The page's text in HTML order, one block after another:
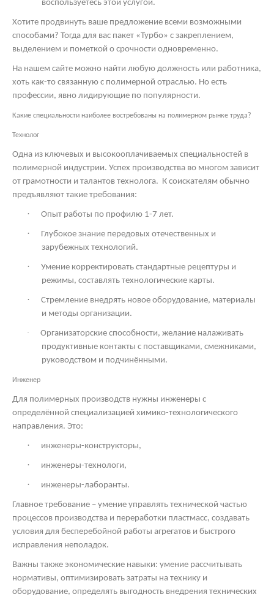
воспользуетесь этой услугой.
Хотите продвинуть ваше предложение всеми возможными
способами? Тогда для вас пакет «Турбо» с закреплением,
выделением и пометкой о срочности одновременно.
На нашем сайте можно найти любую должность или работника,
хоть как-то связанную с полимерной отраслью. Но есть
профессии, явно лидирующие по популярности.
Какие специальности наиболее востребованы на полимерном рынке труда?
Технолог
Одна из ключевых и высокооплачиваемых специальностей в
полимерной индустрии. Успех производства во многом зависит
от грамотности и талантов технолога. К соискателям обычно
предъявляют такие требования:
· Опыт работы по профилю 1-7 лет.
·
Глубокое знание передовых отечественных и
зарубежных технологий.
·
Умение корректировать стандартные рецептуры и
режимы, составлять технологические карты.
·
Стремление внедрять новое оборудование, материалы
и методы организации.
·
Организаторские способности, желание налаживать
продуктивные контакты с поставщиками, смежниками,
руководством и подчинёнными.
Инженер
Для полимерных производств нужны инженеры с
определённой специализацией химико-технологического
направления. Это:
· инженеры-конструкторы,
· инженеры-технологи,
· инженеры-лаборанты.
Главное требование – умение управлять технической частью
процессов производства и переработки пластмасс, создавать
условия для бесперебойной работы агрегатов и быстрого
исправления неполадок.
Важны также экономические навыки: умение рассчитывать
нормативы, оптимизировать затраты на технику и
оборудование, определять выгодность внедрения технических